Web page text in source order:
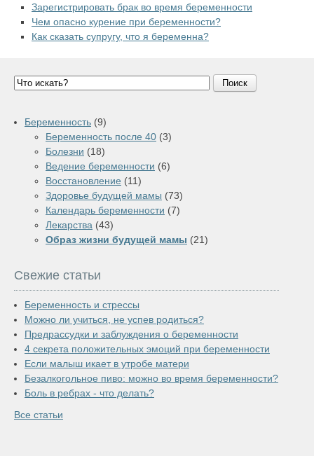
Зарегистрировать брак во время беременности
Чем опасно курение при беременности?
Как сказать супругу, что я беременна?
Поиск
Беременность (9)
Беременность после 40 (3)
Болезни (18)
Ведение беременности (6)
Восстановление (11)
Здоровье будущей мамы (73)
Календарь беременности (7)
Лекарства (43)
Образ жизни будущей мамы (21)
Свежие статьи
Беременность и стрессы
Можно ли учиться, не успев родиться?
Предрассудки и заблуждения о беременности
4 секрета положительных эмоций при беременности
Если малыш икает в утробе матери
Безалкогольное пиво: можно во время беременности?
Боль в ребрах - что делать?
Все статьи